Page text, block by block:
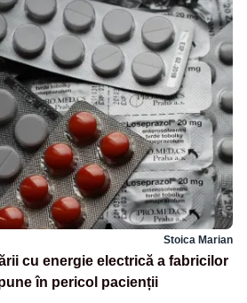
Stoica Marian
cu energie electrică a fabricilor
în pericol pacienții